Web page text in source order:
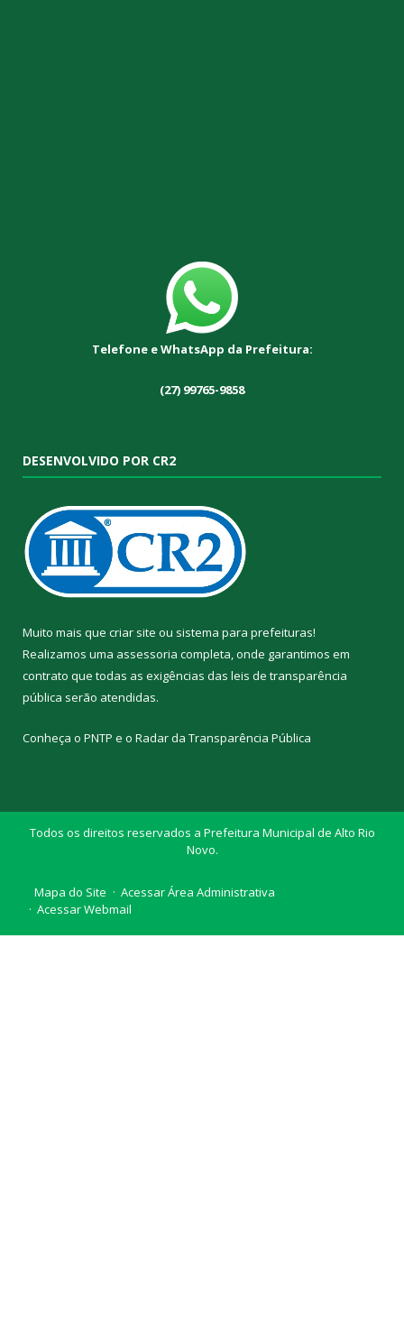
Telefone e WhatsApp da Prefeitura:
(27) 99765-9858
DESENVOLVIDO POR CR2
Muito mais que criar site ou sistema para prefeituras!
Realizamos uma assessoria completa, onde garantimos em
contrato que todas as exigências das leis de transparência
pública serão atendidas.
Conheça o PNTP e o Radar da Transparência Pública
Todos os direitos reservados a Prefeitura Municipal de Alto Rio
Novo.
Mapa do Site
Acessar Área Administrativa
Acessar Webmail